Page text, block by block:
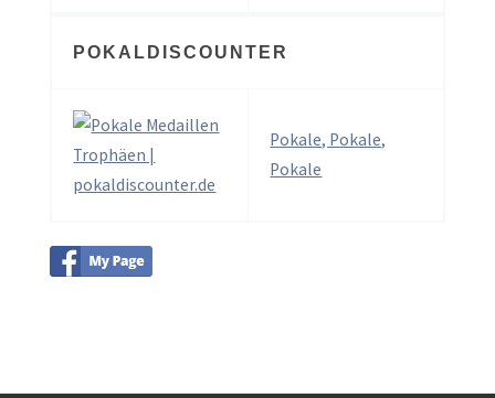
POKALDISCOUNTER
Pokale, Pokale,
Pokale